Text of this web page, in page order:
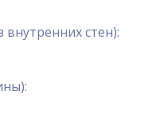
стен):